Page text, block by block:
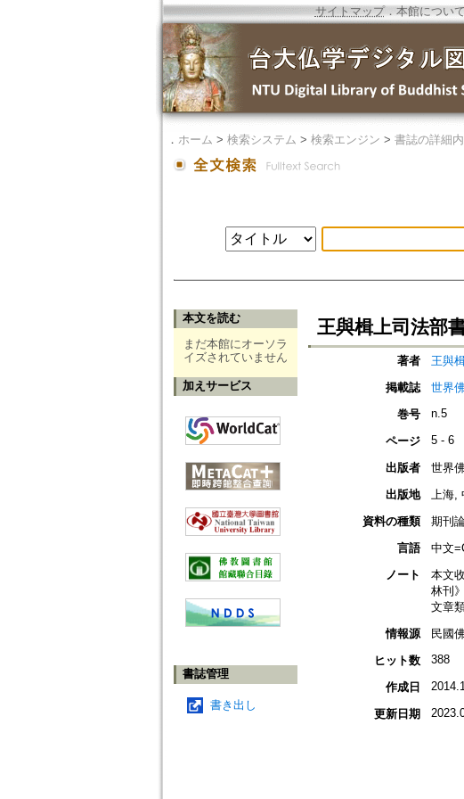
サイトマップ．本館について
． ホーム > 検索システム > 検索エンジン > 書誌の詳細
本文を読む
まだ本館にオーソラ
イズされていません
加えサービス
書誌管理
書き出し
王與楫上司法部
著者
王與
掲載誌
世界
巻号
n.5
ページ 5 - 6
出版者
世界
出版地
上海,
資料の種類
期刊
言語
中文
ノート
本文
林刊
文章
情報源
民國
ヒット数
388
作成日
更新日期